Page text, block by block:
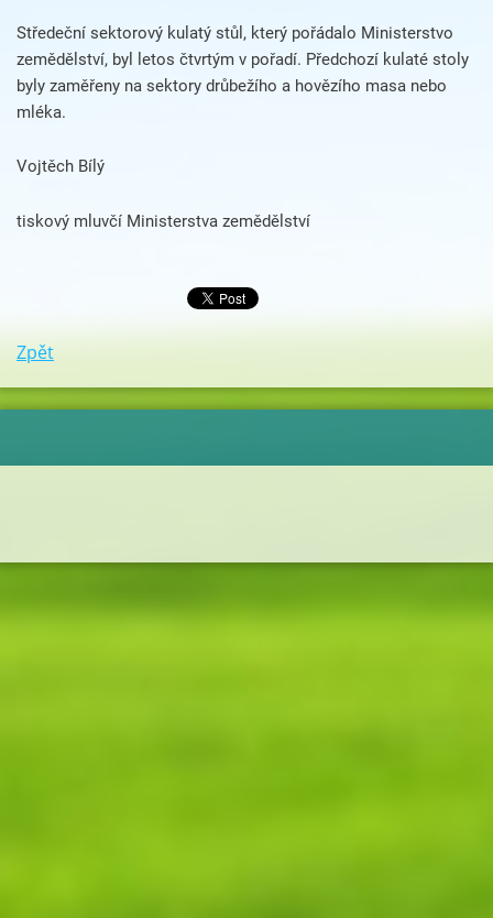
Středeční sektorový kulatý stůl, který pořádalo Ministerstvo
zemědělství, byl letos čtvrtým v pořadí. Předchozí kulaté stoly
byly zaměřeny na sektory drůbežího a hovězího masa nebo
mléka.
Vojtěch Bílý
tiskový mluvčí Ministerstva zemědělství
Zpět